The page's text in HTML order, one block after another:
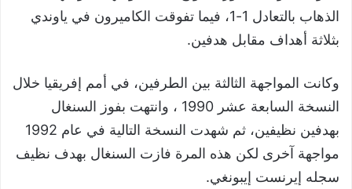
الذهاب بالتعادل 1-1، فيما تفوقت الكاميرون في ياوندي
بثلاثة أهداف مقابل هدفين.
وكانت المواجهة الثالثة بين الطرفين، في أمم إفريقيا خلال
النسخة السابعة عشر 1990 ، وانتهت بفوز السنغال
بهدفين نظيفين، ثم شهدت النسخة التالية في عام 1992
مواجهة آخرى لكن هذه المرة فازت السنغال بهدف نظيف
سجله إيرنست إيبونغي.